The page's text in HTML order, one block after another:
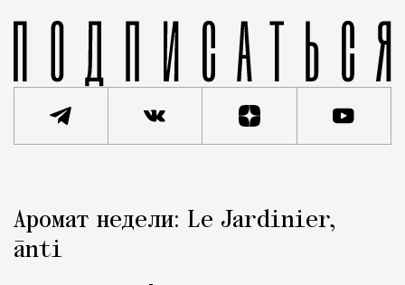
Город
Аромат недели: Le Jardinier,
ānti